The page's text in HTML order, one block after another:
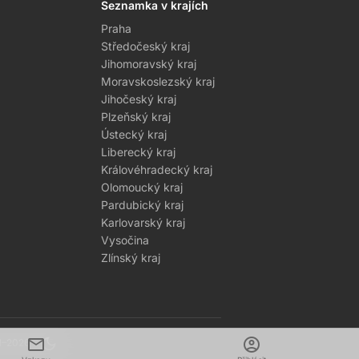
mail account_circle
Seznamka v krajích
Praha
Středočeský kraj
Jihomoravský kraj
Moravskoslezský kraj
Jihočeský kraj
Plzeňský kraj
Ústecký kraj
Liberecký kraj
Královéhradecký kraj
Olomoucký kraj
Pardubický kraj
Karlovarský kraj
Vysočina
Zlínský kraj
dark_mode